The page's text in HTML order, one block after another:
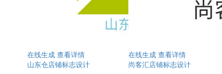
在线生成 查看详情
山东仓店铺标志设计
在线生成 查看详情
尚客汇店铺标志设计